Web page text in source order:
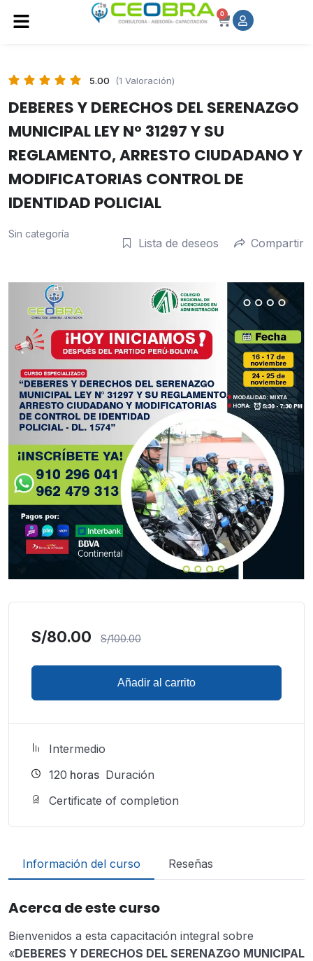
0
5.00 (1 Valoración)
DEBERES Y DERECHOS DEL SERENAZGO
MUNICIPAL LEY N° 31297 Y SU
REGLAMENTO, ARRESTO CIUDADANO Y
MODIFICATORIAS CONTROL DE
IDENTIDAD POLICIAL
Sin categoría
Lista de deseos Compartir
S/80.00 S/100.00
Añadir al carrito
Intermedio
120 horas Duración
Certificate of completion
Información del curso Reseñas
Acerca de este curso
Bienvenidos a esta capacitación integral sobre
«DEBERES Y DERECHOS DEL SERENAZGO MUNICIPAL